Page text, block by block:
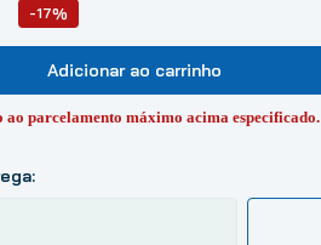
-17%
Adicionar ao carrinho
parcelamento máximo acima especificado.